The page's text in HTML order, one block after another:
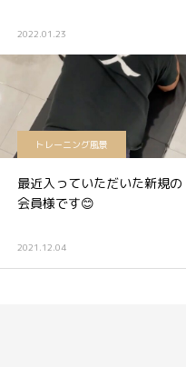
2022.01.23
トレーニング風景
最近入っていただいた新規の
会員様です😊
2021.12.04